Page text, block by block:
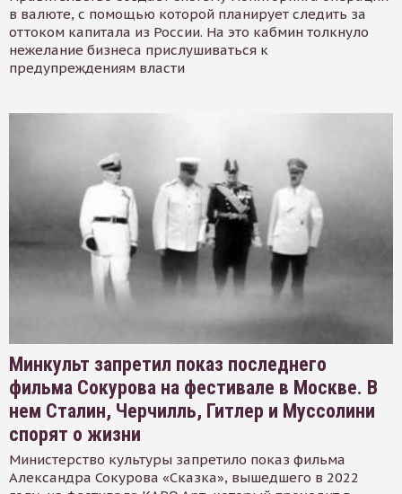
в валюте, с помощью которой планирует следить за
оттоком капитала из России. На это кабмин толкнуло
нежелание бизнеса прислушиваться к
предупреждениям власти
Минкульт запретил показ последнего
фильма Сокурова на фестивале в Москве. В
нем Сталин, Черчилль, Гитлер и Муссолини
спорят о жизни
Министерство культуры запретило показ фильма
Александра Сокурова «Сказка», вышедшего в 2022